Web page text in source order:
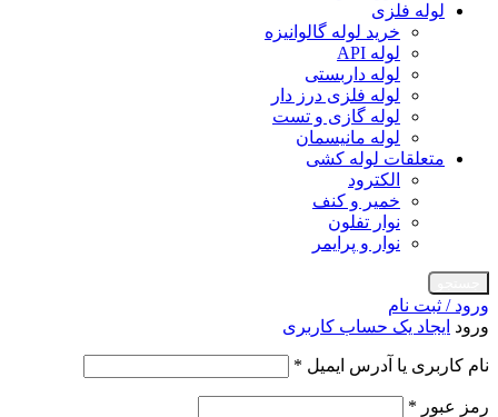
لوله فلزی
خرید لوله گالوانیزه
لوله API
لوله داربستی
لوله فلزی درز دار
لوله گازی و تست
لوله مانیسمان
متعلقات لوله کشی
الکترود
خمیر و کنف
نوار تفلون
نوار و پرایمر
ورود / ثبت نام
ورود ایجاد یک حساب کاربری
نام کاربری یا آدرس ایمیل *
رمز عبور *